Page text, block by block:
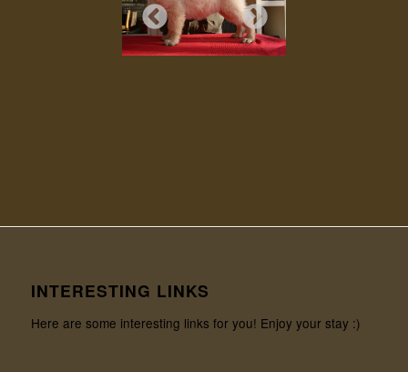
INTERESTING LINKS
Here are some interesting links for you! Enjoy your stay :)